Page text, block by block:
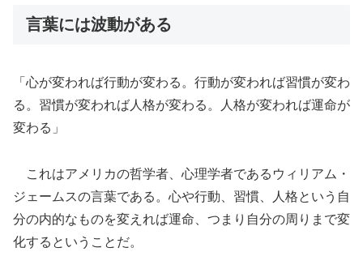
言葉には波動がある
「心が変われば行動が変わる。行動が変われば習慣が変わ
る。習慣が変われば人格が変わる。人格が変われば運命が
変わる」
これはアメリカの哲学者、心理学者であるウィリアム・
ジェームスの言葉である。心や行動、習慣、人格という自
分の内的なものを変えれば運命、つまり自分の周りまで変
化するということだ。